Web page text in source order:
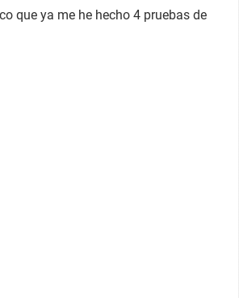
que ya me he hecho 4 pruebas de